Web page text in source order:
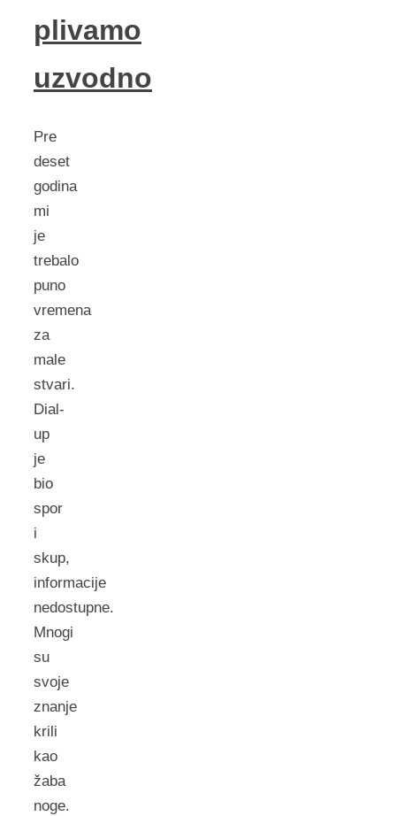
plivamo
uzvodno
Pre
deset
godina
mi
je
trebalo
puno
vremena
za
male
stvari.
Dial-
up
je
bio
spor
i
skup,
informacije
nedostupne.
Mnogi
su
svoje
znanje
krili
kao
žaba
noge.